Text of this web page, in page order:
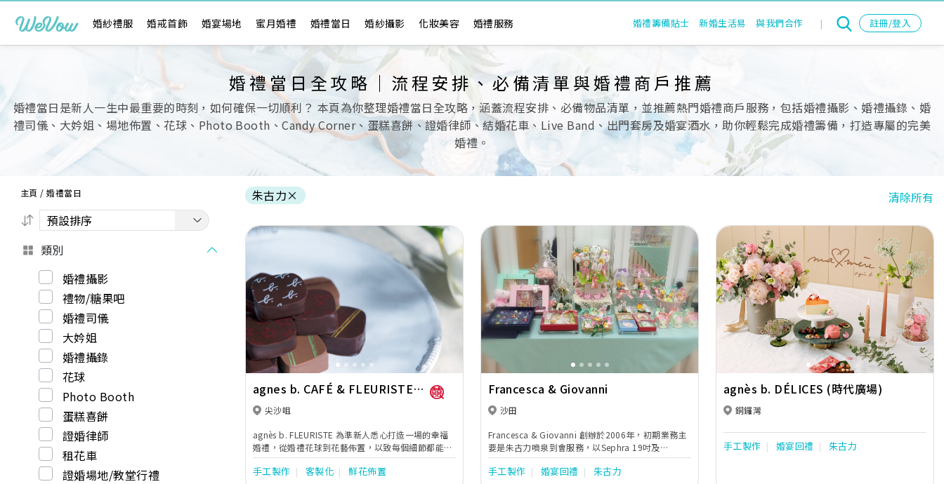
婚紗禮服 婚戒首飾 婚宴場地 蜜月婚禮 婚禮當日 婚紗攝影 化妝美容 婚禮服務 婚禮籌備貼士 新婚生活易 與我們合作 | 註冊/登入
婚禮當日全攻略｜流程安排、必備清單與婚禮商戶推薦
婚禮當日是新人一生中最重要的時刻，如何確保一切順利？ 本頁為你整理婚禮當日全攻略，涵蓋流程安排、必備物品清單，並推薦熱門婚禮商戶服務，包括婚禮攝影、婚禮攝錄、婚
禮司儀、大妗姐、場地佈置、花球、Photo Booth、Candy Corner、蛋糕喜餅、證婚律師、結婚花車、Live Band、出門套房及婚宴酒水，助你輕鬆完成婚禮籌備，打造專屬的完美
婚禮。
主頁 /婚禮當日
類別
婚禮攝影
禮物/糖果吧
婚禮司儀
大妗姐
婚禮攝錄
花球
Photo Booth
蛋糕喜餅
證婚律師
租花車
證婚場地/教堂行禮
朱古力× 清除所有
Previous Next
agnes b. CAFÉ & FLEURISTE
(K11 Musea)
尖沙咀
agnès b. FLEURISTE 為準新人悉心打造一場的幸福
婚禮，從婚禮花球到花藝佈置，以致每個細節都能令
一對新人和賓客留下美好而深刻的甜蜜回憶。不論新
人主張簡約或是華麗的婚禮，花藝佈置有著魔法般的
手工製作 客製化 鮮花佈置
Previous Next
Francesca & Giovanni
沙田
Francesca & Giovanni 創辦於2006年，初期業務主
要是朱古力噴泉到會服務，以Sephra 19吋及
Hyperlux 32吋等名牌高級噴泉，配合採用優質比利
時朱古力奉客。朱古力大使隨噴泉到會，在場熟練的
手工製作 婚宴回禮 朱古力
Previous Next
agnès b. DÉLICES (時代廣場)
銅鑼灣
手工製作 婚宴回禮 朱古力